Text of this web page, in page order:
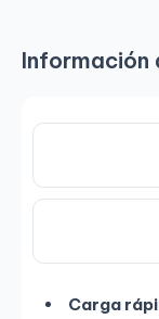
Información
Carga